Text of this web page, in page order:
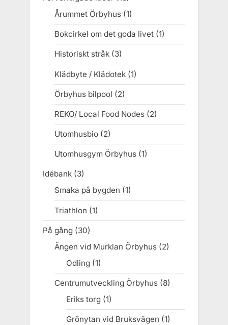
Årummet Örbyhus(1)
Bokcirkel om det goda livet(1)
Historiskt stråk(3)
Klädbyte / Klädotek(1)
Örbyhus bilpool (2)
REKO/ Local Food Nodes(2)
Utomhusbio(2)
Utomhusgym Örbyhus(1)
Idébank (3)
Smaka på bygden (1)
Triathlon (1)
På gång (30)
Ängen vid Murklan Örbyhus(2)
Odling(1)
Centrumutveckling Örbyhus(8)
Eriks torg(1)
Grönytan vid Bruksvägen (1)